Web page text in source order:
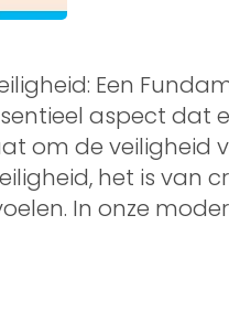
Een
aspect dat
om de veiligheid
het is van
In onze